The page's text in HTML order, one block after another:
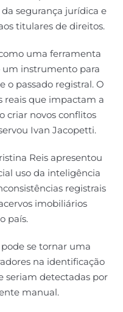
segurança jurídica e
titulares de direitos.
uma ferramenta
um instrumento para
passado registral. O
reais que impactam a
criar novos conflitos
Ivan Jacopetti.
Reis apresentou
uso da inteligência
registrais
imobiliários
país.
se tornar uma
na identificação
seriam detectadas por
manual.